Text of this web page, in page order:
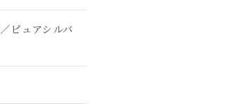
ピュアシルバ